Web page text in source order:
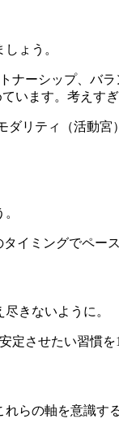
ょう。
ーシップ、バ
います。考えす
リティ（活動
イミングでペ
きないように。
させたい習慣
らの軸を意識す